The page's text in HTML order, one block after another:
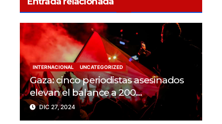
INTERNACIONAL UNCATEGORIZED
Gaza: cinco periodistas asesinados
elevan el balance a 200
trabajadores de la prensa muertos
en 2024
DIC 27, 2024